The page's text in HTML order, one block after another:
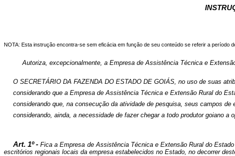
NOTA: Esta instrução encontra-se sem eficácia em função de seu conteúdo se referir a período
Autoriza, excepcionalmente, a Empresa de Assistência Técnica e
O SECRETÁRIO DA FAZENDA DO ESTADO DE GOIÁS, no uso de suas
considerando que a Empresa de Assistência Técnica e Extensão Rural do
considerando que, na consecução da atividade de pesquisa, seus campos
considerando, ainda, a necessidade de fazer chegar a todo produtor goiano
Art. 1º - Fica a Empresa de Assistência Técnica e Extensão Rural do
escritórios regionais locais da empresa estabelecidos no Estado, no decorrer